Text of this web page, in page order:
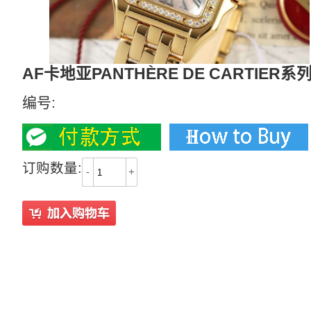
AF卡地亚PANTHÈRE DE CARTIER系
编号:
订购数量: - +